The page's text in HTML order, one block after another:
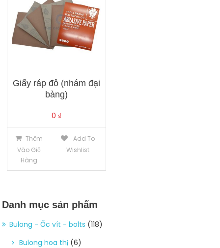
Giấy ráp đỏ (nhám đại
bàng)
0 ₫
Thêm
Vào Giỏ
Hàng
Add To
Wishlist
Danh mục sản phẩm
Bulong - Ốc vít - bolts (118)
Bulong hoa thị (6)